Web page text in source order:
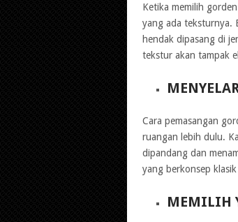
Ketika memilih
yang ada teksturnya.
hendak dipasang di
tekstur akan tampak
Cara pemasangan
ruangan lebih dulu.
dipandang dan
yang berkonsep
MEMILIH